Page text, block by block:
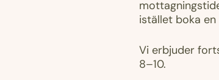
istället boka
Vi erbjuder
8–10.